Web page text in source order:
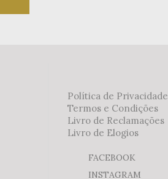
Política de Privacidade
Termos e Condições
Livro de Reclamações
Livro de Elogios
FACEBOOK
INSTAGRAM